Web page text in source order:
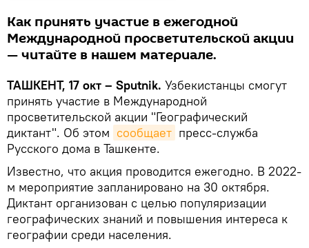
Как принять участие в ежегодной
Международной просветительской акции
— читайте в нашем материале.
ТАШКЕНТ, 17 окт – Sputnik. Узбекистанцы смогут
принять участие в Международной
просветительской акции "Географический
диктант". Об этом сообщает пресс-служба
Русского дома в Ташкенте.
Известно, что акция проводится ежегодно. В 2022-
м мероприятие запланировано на 30 октября.
Диктант организован с целью популяризации
географических знаний и повышения интереса к
географии среди населения.